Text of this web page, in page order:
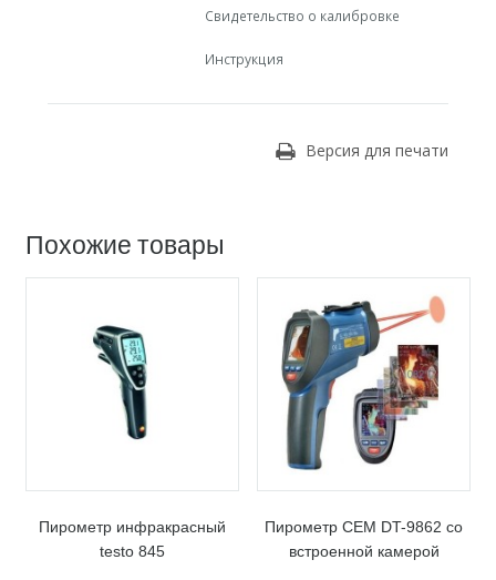
Свидетельство о калибровке
Инструкция
Версия для печати
Похожие товары
Пирометр инфракрасный
testo 845
Пирометр CEM DT-9862 со
встроенной камерой